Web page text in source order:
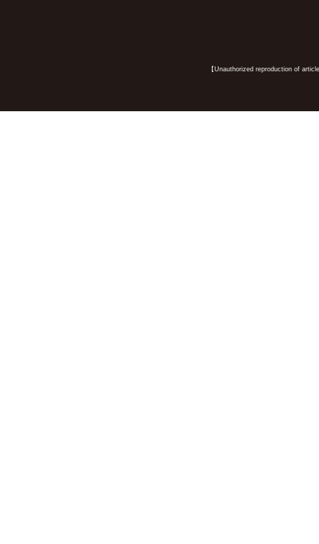
【Unauthorized reproduction of